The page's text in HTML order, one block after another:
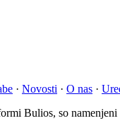
· Novosti · O nas ·
Bulios, so